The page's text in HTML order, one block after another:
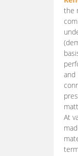
the
and
At